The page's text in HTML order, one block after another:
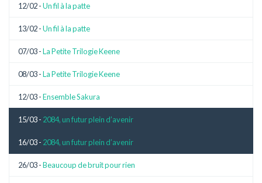
12/02 -Un fil à la patte
13/02 -Un fil à la patte
07/03 -La Petite Trilogie Keene
08/03 -La Petite Trilogie Keene
12/03 -Ensemble Sakura
15/03 - 2084, un futur plein d’avenir
16/03 - 2084, un futur plein d’avenir
26/03 -Beaucoup de bruit pour rien